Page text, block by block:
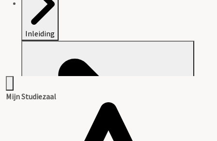
Inleiding
Mijn Studiezaal